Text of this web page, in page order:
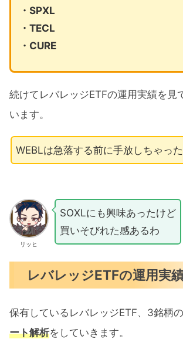
・SPXL
・TECL
・CURE
続けてレバレッジETFの運用実績を見
います。
WEBLは急落する前に手放しちゃった
リッヒ
SOXLにも興味あったけど
買いそびれた感あるわ
レバレッジETFの運用実
保有しているレバレッジETF、3銘柄の
ート解析をしていきます。